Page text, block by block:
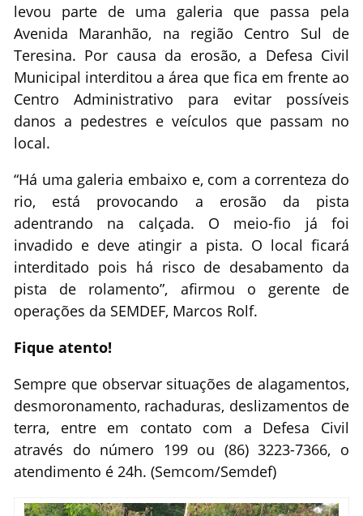
levou parte de uma galeria que passa pela
Avenida Maranhão, na região Centro Sul de
Teresina. Por causa da erosão, a Defesa Civil
Municipal interditou a área que fica em frente ao
Centro Administrativo para evitar possíveis
danos a pedestres e veículos que passam no
local.
“Há uma galeria embaixo e, com a correnteza do
rio, está provocando a erosão da pista
adentrando na calçada. O meio-fio já foi
invadido e deve atingir a pista. O local ficará
interditado pois há risco de desabamento da
pista de rolamento”, afirmou o gerente de
operações da SEMDEF, Marcos Rolf.
Fique atento!
Sempre que observar situações de alagamentos,
desmoronamento, rachaduras, deslizamentos de
terra, entre em contato com a Defesa Civil
através do número 199 ou (86) 3223-7366, o
atendimento é 24h. (Semcom/Semdef)